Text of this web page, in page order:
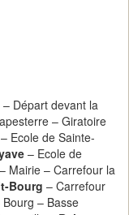
– Départ devant la
– Giratoire
Ecole de Sainte-
– Ecole de
Mairie – Carrefour la
Bourg – Carrefour
– Basse